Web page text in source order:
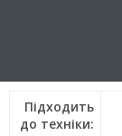
Підходить
до техніки: